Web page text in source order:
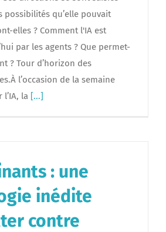
possibilités qu’elle pouvait
elles ? Comment l'IA est
par les agents ? Que permet-
? Tour d’horizon des
l’occasion de la semaine
l’IA, la [...]
: une
inédite
contre